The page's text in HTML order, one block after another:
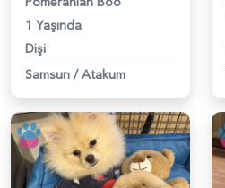
1 Yaşında
Dişi
Samsun / Atakum